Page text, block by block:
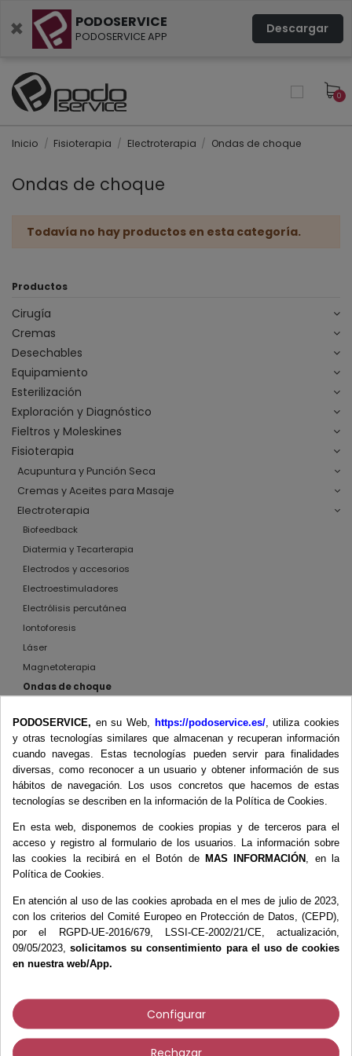
× PODOSERVICE
PODOSERVICE APP Descargar
0
Inicio Fisioterapia Electroterapia Ondas de choque
Ondas de choque
Todavía no hay productos en esta categoría.
Productos
Cirugía
Cremas
Desechables
Equipamiento
Esterilización
Exploración y Diagnóstico
Fieltros y Moleskines
Fisioterapia
Acupuntura y Punción Seca
Cremas y Aceites para Masaje
Electroterapia
Biofeedback
Diatermia y Tecarterapia
Electrodos y accesorios
Electroestimuladores
Electrólisis percutánea
Iontoforesis
Láser
Magnetoterapia
Ondas de choque
Ultrasonidos
Material Didáctico
Pistolas de masaje
Presoterapia
Rehabilitación
Suelo pélvico
Termoterapia
Fresas
Instrumental
Material Didáctico
Materiales Ortopodología
Micromotores
Productos de Gel
Siliconas
Tratamiento Piel y Uñas
PODOSERVICE, en su Web, https://podoservice.es/, utiliza cookies
y otras tecnologías similares que almacenan y recuperan información
cuando navegas. Estas tecnologías pueden servir para finalidades
diversas, como reconocer a un usuario y obtener información de sus
hábitos de navegación. Los usos concretos que hacemos de estas
tecnologías se describen en la información de la Política de Cookies.
En esta web, disponemos de cookies propias y de terceros para el
acceso y registro al formulario de los usuarios. La información sobre
las cookies la recibirá en el Botón de MAS INFORMACIÓN
, en la
Política de Cookies.
En atención al uso de las cookies aprobada en el mes de julio de 2023,
con los criterios del Comité Europeo en Protección de Datos, (CEPD),
por el RGPD-UE-2016/679, LSSI-CE-2002/21/CE, actualización,
09/05/2023,solicitamos su consentimiento para el uso de cookies
en nuestra web/App.
Configurar
Rechazar